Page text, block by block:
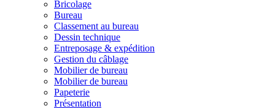
Bricolage
Bureau
Classement au bureau
Dessin technique
Entreposage & expédition
Gestion du câblage
Mobilier de bureau
Mobilier de bureau
Papeterie
Présentation